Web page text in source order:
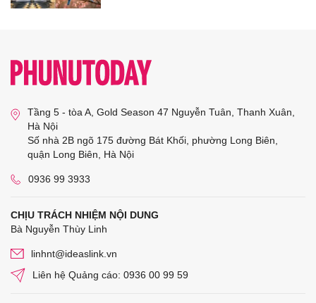
Tầng 5 - tòa A, Gold Season 47 Nguyễn Tuân, Thanh Xuân,
Hà Nội
Số nhà 2B ngõ 175 đường Bát Khối, phường Long Biên,
quận Long Biên, Hà Nội
0936 99 3933
CHỊU TRÁCH NHIỆM NỘI DUNG
Bà Nguyễn Thùy Linh
linhnt@ideaslink.vn
Liên hệ Quảng cáo: 0936 00 99 59